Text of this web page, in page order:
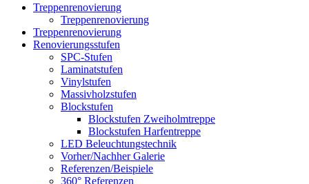
Treppenrenovierung
Treppenrenovierung
Treppenrenovierung
Renovierungsstufen
SPC-Stufen
Laminatstufen
Vinylstufen
Massivholzstufen
Blockstufen
Blockstufen Zweiholmtreppe
Blockstufen Harfentreppe
LED Beleuchtungstechnik
Vorher/Nachher Galerie
Referenzen/Beispiele
360° Referenzen